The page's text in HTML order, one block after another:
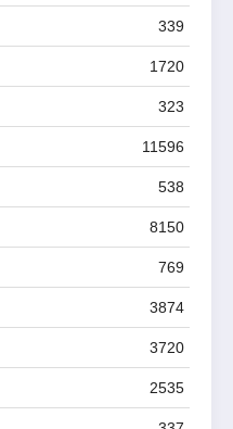
339
1720
323
11596
538
8150
769
3874
3720
2535